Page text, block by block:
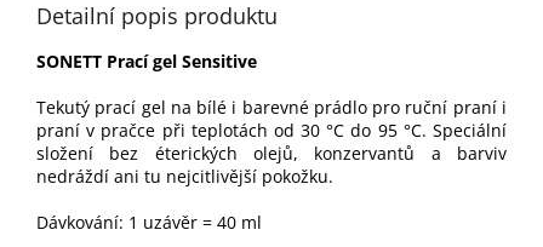
Detailní popis produktu
SONETT Prací gel Sensitive
Tekutý prací gel na bílé i barevné prádlo pro ruční praní i
praní v pračce při teplotách od 30 °C do 95 °C. Speciální
složení bez éterických olejů, konzervantů a barviv
nedráždí ani tu nejcitlivější pokožku.
Dávkování: 1 uzávěr = 40 ml